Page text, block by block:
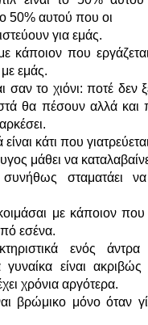
50% αυτού που οι
για εμάς.
κάποιον που
με εμάς.
σαν το χιόνι: ποτέ δεν
θα πέσουν αλλά και
κάτι που
μάθει να
σταματάει
με κάποιον που
εσένα.
ενός
γυναίκα είναι ακριβώς
χρόνια αργότερα.
βρώμικο μόνο όταν